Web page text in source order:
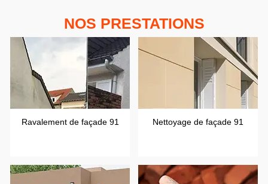
NOS PRESTATIONS
Ravalement de façade 91 Nettoyage de façade 91